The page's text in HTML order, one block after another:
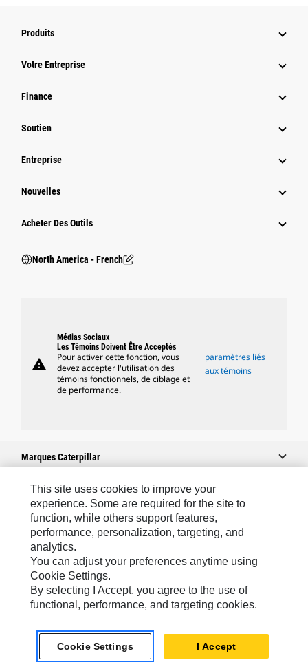
Produits
Votre Entreprise
Finance
Soutien
Entreprise
Nouvelles
Acheter Des Outils
North America - French
warning
Médias Sociaux
Les Témoins Doivent Être Acceptés
Pour activer cette fonction, vous
devez accepter l'utilisation des
témoins fonctionnels, de ciblage et
de performance.
paramètres liés
aux témoins
Marques Caterpillar
Caterpillar.com
Contacter Caterpillar
Mes Préférences Marketing
Plan Du Site
Cookie Settings
Confidentialité
This site uses cookies to improve your
experience. Some are required for the site to
function, while others support features,
performance, personalization, targeting, and
analytics.
You can adjust your preferences anytime using
Cookie Settings.
By selecting I Accept, you agree to the use of
functional, performance, and targeting cookies.
Cookie Settings I Accept